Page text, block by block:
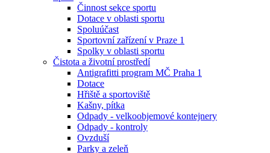
Činnost sekce sportu
Dotace v oblasti sportu
Spoluúčast
Sportovní zařízení v Praze 1
Spolky v oblasti sportu
Čistota a životní prostředí
Antigrafitti program MČ Praha 1
Dotace
Hřiště a sportoviště
Kašny, pítka
Odpady - velkoobjemové kontejnery
Odpady - kontroly
Ovzduší
Parky a zeleň